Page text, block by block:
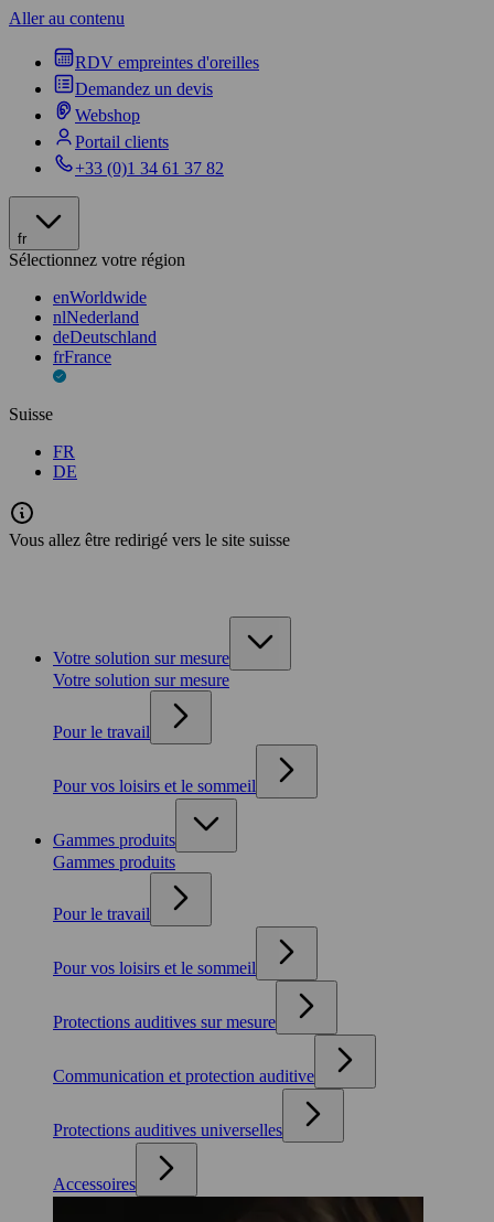
Aller au contenu
RDV empreintes d'oreilles
Demandez un devis
Webshop
Portail clients
+33 (0)1 34 61 37 82
fr
Sélectionnez votre région
enWorldwide
nlNederland
deDeutschland
frFrance
Suisse
FR
DE
Vous allez être redirigé vers le site suisse
Votre solution sur mesure
Votre solution sur mesure
Pour le travail
Pour vos loisirs et le sommeil
Gammes produits
Gammes produits
Pour le travail
Pour vos loisirs et le sommeil
Protections auditives sur mesure
Communication et protection auditive
Protections auditives universelles
Accessoires